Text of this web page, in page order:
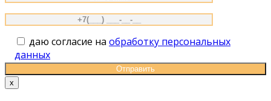
даю согласие на обработку персональных
данных
x